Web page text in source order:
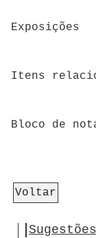
Exposições
Itens
Bloco de
Voltar